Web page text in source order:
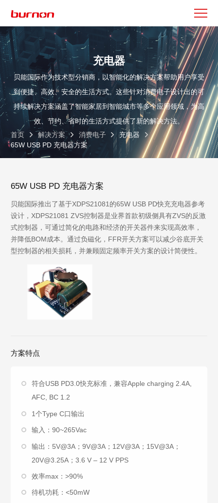
充电器
贝能国际作为技术型分销商，以智能化的解决方案帮助用户享受
到便捷、高效、安全的生活方式。这些针对消费电子设计出的可
持续解决方案涵盖了智能家居到智能城市等多个应用领域，为高
效、节约、省时的生活方式提供了新的解决方法。
首页
解决方案 消费电子
充电器
65W USB PD 充电器方案
65W USB PD 充电器方案
贝能国际推出了基于XDPS21081的65W USB PD快充充电器参考
设计，XDPS21081 ZVS控制器是业界首款初级侧具有ZVS的反激
式控制器，可通过简化的电路和经济的开关器件来实现高效率，
并降低BOM成本。通过负磁化，FFR开关方案可以减少谷底开关
型控制器的相关损耗，并兼顾固定频率开关方案的设计简便性。
方案特点
符合USB PD3.0快充标准，兼容Apple charging 2.4A,
AFC, BC 1.2
1个Type C口输出
输入：90~265Vac
输出：5V@3A；9V@3A；12V@3A；15V@3A；
20V@3.25A；3.6 V – 12 V PPS
效率max：>90%
待机功耗：<50mW